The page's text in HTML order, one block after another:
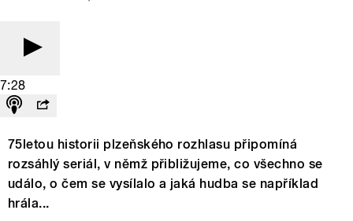
7:28
75letou historii plzeňského rozhlasu připomíná
rozsáhlý seriál, v němž přibližujeme, co všechno se
událo, o čem se vysílalo a jaká hudba se například
hrála...